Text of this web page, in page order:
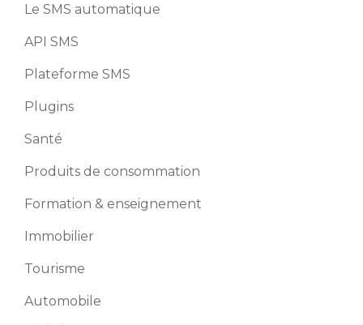
Le SMS automatique
API SMS
Plateforme SMS
Plugins
Santé
Produits de consommation
Formation & enseignement
Immobilier
Tourisme
Automobile